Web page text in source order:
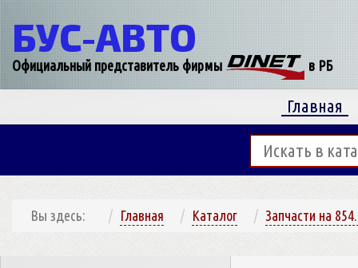
БУС-АВТО
Официальный представитель фирмы в РБ
Главная
Вы здесь: Главная Каталог Запчасти на